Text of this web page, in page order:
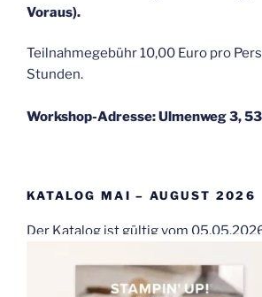
Voraus).
Teilnahmegebühr 10,00 Euro pro
Stunden.
Workshop-Adresse: Ulmenweg 3,
KATALOG MAI – AUGUST 2026
Der Katalog ist gültig vom